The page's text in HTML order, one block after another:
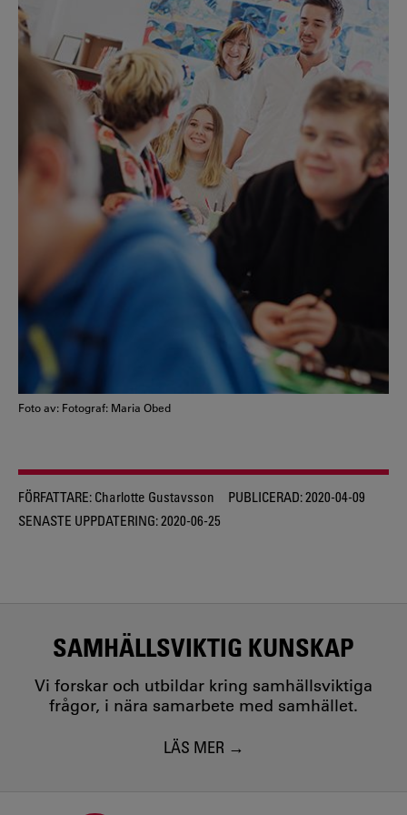
Foto av: Fotograf: Maria Obed
FÖRFATTARE: Charlotte Gustavsson PUBLICERAD:2020-04-09
SENASTE UPPDATERING:2020-06-25
SAMHÄLLSVIKTIG KUNSKAP
Vi forskar och utbildar kring samhällsviktiga
frågor, i nära samarbete med samhället.
LÄS MER